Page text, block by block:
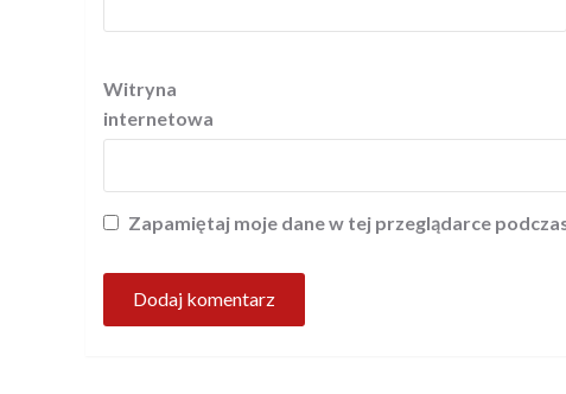
Witryna
internetowa
Zapamiętaj moje dane w tej przeglądarce